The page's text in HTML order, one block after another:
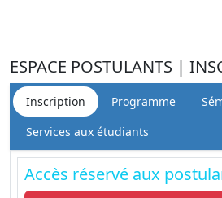
ESPACE POSTULANTS |
Inscription Programme
Services aux étudiants
Accès réservé aux